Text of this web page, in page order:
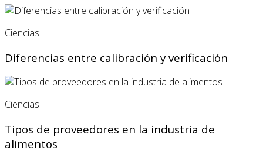
Ciencias
Diferencias entre calibración y verificación
Ciencias
Tipos de proveedores en la industria de
alimentos